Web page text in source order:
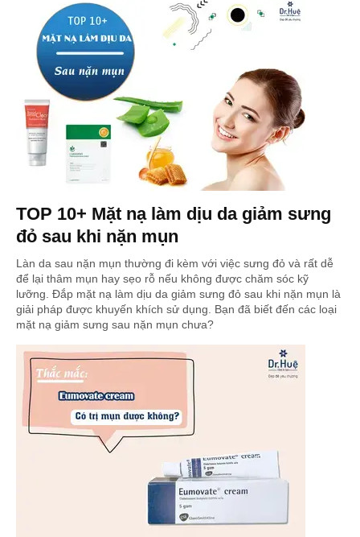
TOP 10+ Mặt nạ làm dịu da giảm sưng
đỏ sau khi nặn mụn
Làn da sau nặn mụn thường đi kèm với việc sưng đỏ và rất dễ
để lại thâm mụn hay sẹo rỗ nếu không được chăm sóc kỹ
lưỡng. Đắp mặt nạ làm dịu da giảm sưng đỏ sau khi nặn mụn là
giải pháp được khuyến khích sử dụng. Bạn đã biết đến các loại
mặt nạ giảm sưng sau nặn mụn chưa?